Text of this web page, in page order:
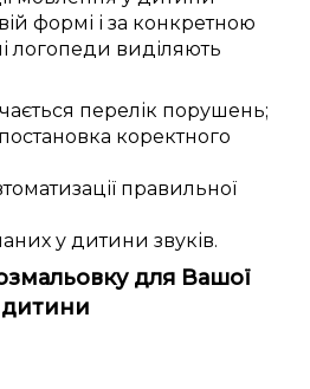
формі і за конкретною
логопеди виділяють
перелік порушень;
постановка коректного
правильної
у дитини звуків.
для Вашої
дитини